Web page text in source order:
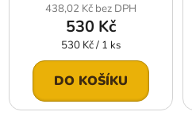
438,02 Kč bez DPH
530 Kč
Měrná
cena:
530 Kč / 1 ks
DO KOŠÍKU